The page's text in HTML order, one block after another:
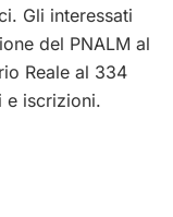
Gli interessati
del PNALM al
Reale al 334
e iscrizioni.